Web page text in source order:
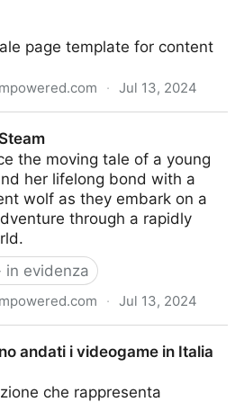
page template for content
· Jul 13, 2024
the moving tale of a young
her lifelong bond with a
wolf as they embark on a
through a rapidly
in evidenza
· Jul 13, 2024
andati i videogame in Italia
che rappresenta